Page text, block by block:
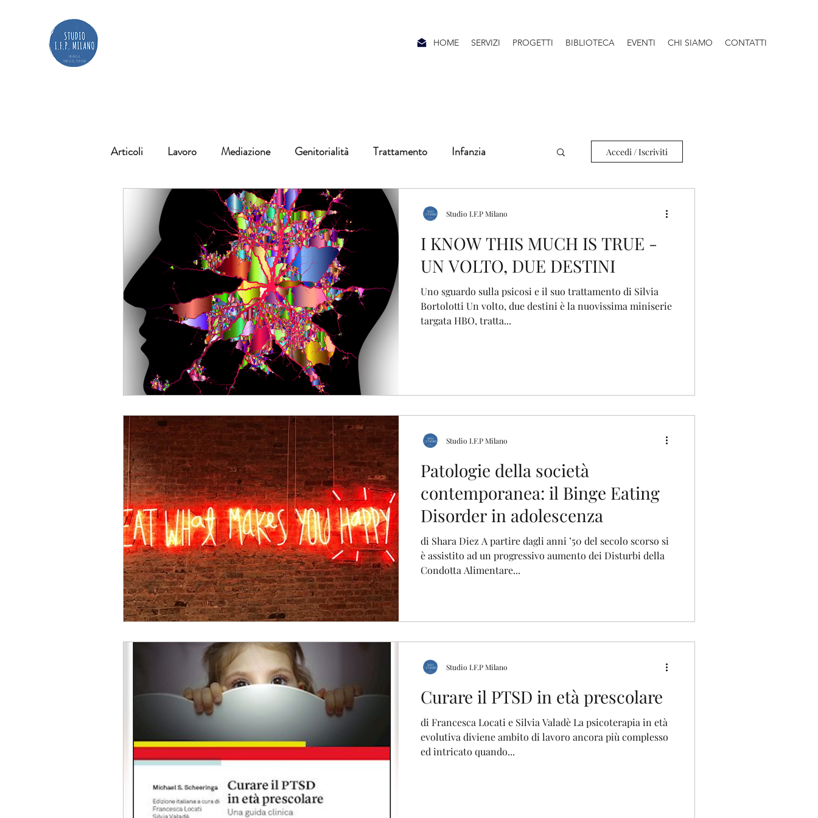
HOME SERVIZI PROGETTI BIBLIOTECA EVENTI CHI SIAMO CONTATTI
Articoli Lavoro Mediazione Genitorialità Trattamento Infanzia
Diagnosi Giuridica Riflessioni Adolescenza
scuola #articoliinternazionali neuroscienze
Accedi / Iscriviti
I KNOW THIS MUCH IS TRUE -
UN VOLTO, DUE DESTINI
Uno sguardo sulla psicosi e il suo trattamento di Silvia
Bortolotti Un volto, due destini è la nuovissima miniserie
targata HBO, tratta...
Studio I.F.P Milano
Patologie della società
contemporanea: il Binge Eating
Disorder in adolescenza
di Shara Diez A partire dagli anni ’50 del secolo scorso si
è assistito ad un progressivo aumento dei Disturbi della
Condotta Alimentare...
Studio I.F.P Milano
Curare il PTSD in età prescolare
di Francesca Locati e Silvia Valadè La psicoterapia in età
evolutiva diviene ambito di lavoro ancora più complesso
ed intricato quando...
Studio I.F.P Milano